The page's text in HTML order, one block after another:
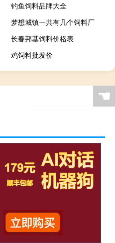
钓鱼饲料品牌大全
梦想城镇一共有几个饲料厂
长春邦基饲料价格表
鸡饲料批发价
☚